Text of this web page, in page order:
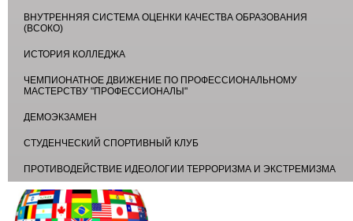
ВНУТРЕННЯЯ СИСТЕМА ОЦЕНКИ КАЧЕСТВА ОБРАЗОВАНИЯ
(ВСОКО)
ИСТОРИЯ КОЛЛЕДЖА
ЧЕМПИОНАТНОЕ ДВИЖЕНИЕ ПО ПРОФЕССИОНАЛЬНОМУ
МАСТЕРСТВУ "ПРОФЕССИОНАЛЫ"
ДЕМОЭКЗАМЕН
СТУДЕНЧЕСКИЙ СПОРТИВНЫЙ КЛУБ
ПРОТИВОДЕЙСТВИЕ ИДЕОЛОГИИ ТЕРРОРИЗМА И ЭКСТРЕМИЗМА